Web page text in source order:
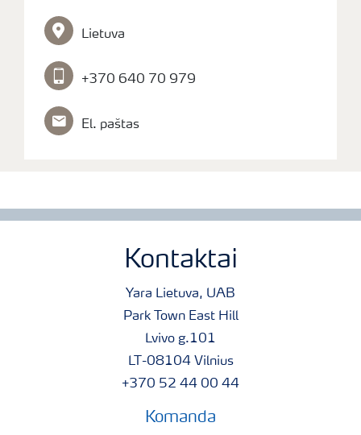
Lietuva
+370 640 70 979
El. paštas
Kontaktai
Yara Lietuva, UAB
Park Town East Hill
Lvivo g.101
LT-08104 Vilnius
+370 52 44 00 44
Komanda